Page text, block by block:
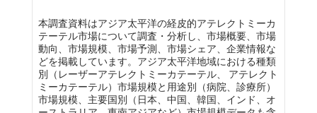
本調査資料はアジア太平洋の経皮的アテレクトミーカ
テーテル市場について調査・分析し、市場概要、市場
動向、市場規模、市場予測、市場シェア、企業情報な
どを掲載しています。アジア太平洋地域における種類
別（レーザーアテレクトミーカテーテル、 アテレクト
ミーカテーテル）市場規模と用途別（病院、診療所）
市場規模、主要国別（日本、中国、韓国、インド、オ